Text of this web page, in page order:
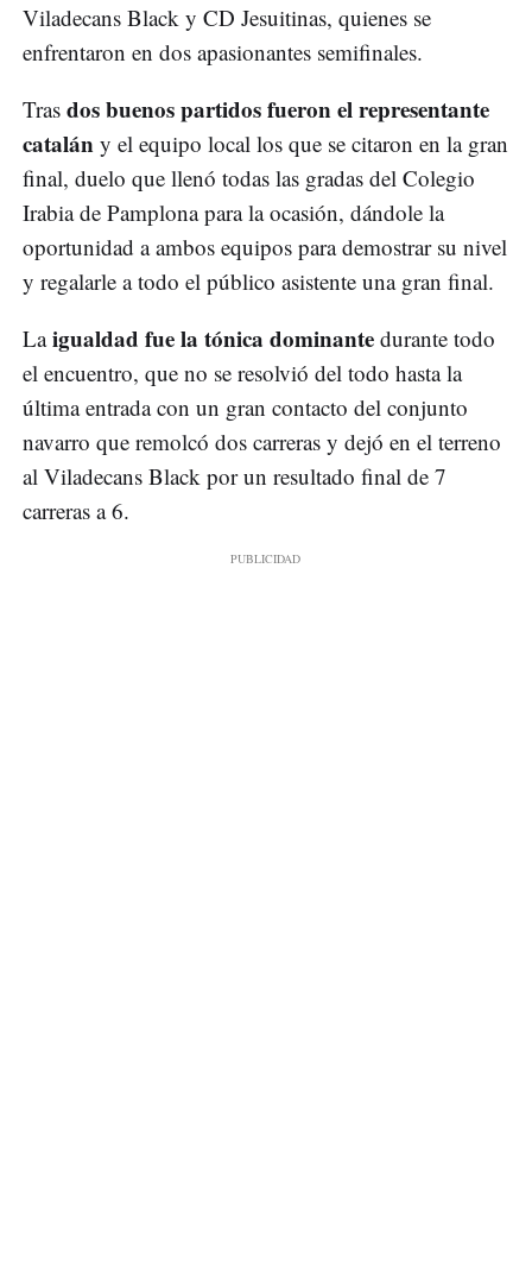
Viladecans Black y CD Jesuitinas, quienes se
enfrentaron en dos apasionantes semifinales.
Tras dos buenos partidos fueron el representante
catalán y el equipo local los que se citaron en la gran
final, duelo que llenó todas las gradas del Colegio
Irabia de Pamplona para la ocasión, dándole la
oportunidad a ambos equipos para demostrar su nivel
y regalarle a todo el público asistente una gran final.
Laigualdad fue la tónica dominante durante todo
el encuentro, que no se resolvió del todo hasta la
última entrada con un gran contacto del conjunto
navarro que remolcó dos carreras y dejó en el terreno
al Viladecans Black por un resultado final de 7
carreras a 6.